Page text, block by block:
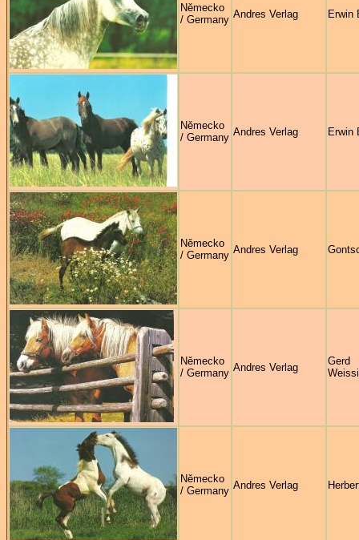
Německo
/ Germany Andres Verlag Erwin
Německo
/ Germany Andres Verlag Erwin
Německo
/ Germany Andres Verlag
Německo
/ Germany Andres Verlag
Gerd
Německo
/ Germany Andres Verlag